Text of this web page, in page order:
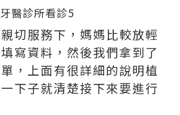
切服務下，媽媽比較放輕
寫資料，然後我們拿到了
，上面有很詳細的說明植
下子就清楚接下來要進行